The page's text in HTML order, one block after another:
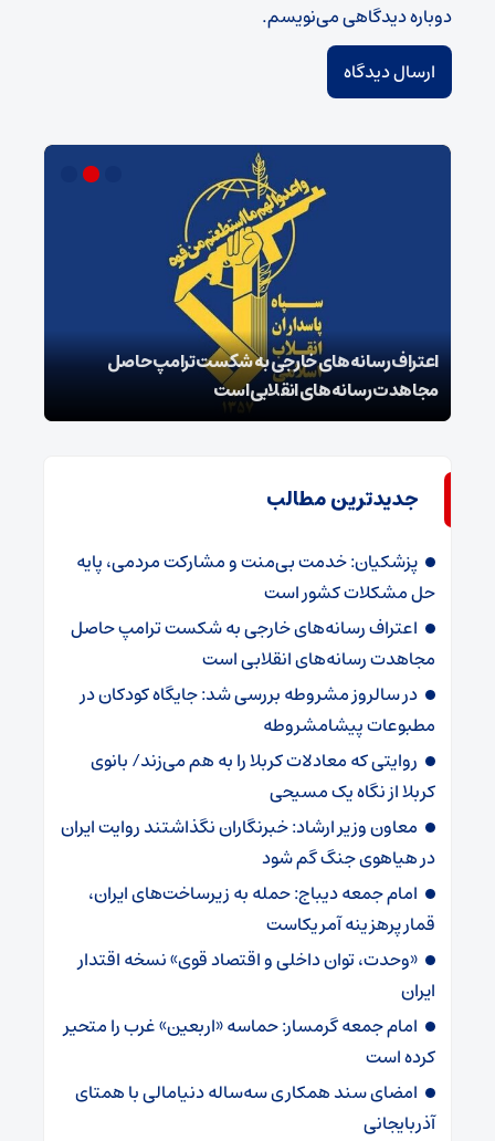
دوباره دیدگاهی می‌نویسم.
اعتراف رسانه‌های خارجی به شکست ترامپ حاصل
مجاهدت رسانه‌های انقلابی است
جدیدترین مطالب
پزشکیان: خدمت بی‌منت و مشارکت مردمی، پایه
حل مشکلات کشور است
اعتراف رسانه‌های خارجی به شکست ترامپ حاصل
مجاهدت رسانه‌های انقلابی است
در سالروز مشروطه بررسی شد: جایگاه کودکان در
مطبوعات پیشامشروطه
روایتی که معادلات کربلا را به هم می‌زند/ بانوی
کربلا از نگاه یک مسیحی
معاون وزیر ارشاد: خبرنگاران نگذاشتند روایت ایران
در هیاهوی جنگ گم شود
امام جمعه دیباج: حمله به زیرساخت‌های ایران،
قمار پرهزینه آمریکاست
«وحدت، توان داخلی و اقتصاد قوی» نسخه اقتدار
ایران
امام جمعه گرمسار: حماسه «اربعین» غرب را متحیر
کرده است
امضای سند همکاری سه‌ساله دنیامالی با همتای
آذربایجانی